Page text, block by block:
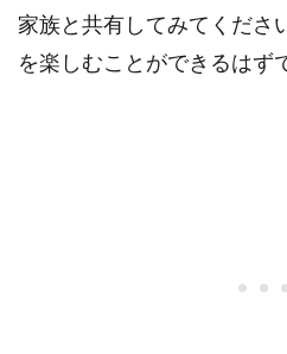
家族と共有してみてくださ
を楽しむことができるはず